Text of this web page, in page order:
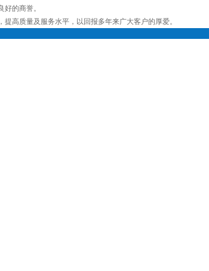
好的商誉。
高质量及服务水平，以回报多年来广大客户的厚爱。